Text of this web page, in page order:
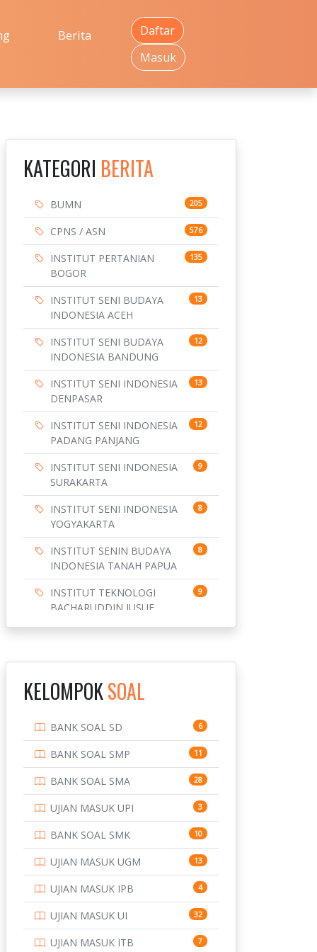
Berita
Daftar
Masuk
KATEGORI BERITA
BUMN 205
CPNS / ASN 576
INSTITUT PERTANIAN
BOGOR
135
INSTITUT SENI BUDAYA
INDONESIA ACEH
13
INSTITUT SENI BUDAYA
INDONESIA BANDUNG
12
INSTITUT SENI INDONESIA
DENPASAR
13
INSTITUT SENI INDONESIA
PADANG PANJANG
12
INSTITUT SENI INDONESIA
SURAKARTA
9
INSTITUT SENI INDONESIA
YOGYAKARTA
8
INSTITUT SENIN BUDAYA
INDONESIA TANAH PAPUA
8
INSTITUT TEKNOLOGI
BACHARUDDIN JUSUF
9
BANDUNG
INSTITUT TEKNOLOGI
INSTITUT TEKNOLOGI
SEPULUH NOVEMBER
10
INSTITUT TEKNOLOGI
SUMATERA
9
IPDN / STPDN 148
PENDIDIKAN 943
PERBANKAN 3
POLRI 169
POLTEK SSN 7
4
KELOMPOKSOAL
BANK SOAL SD 6
BANK SOAL SMP 11
BANK SOAL SMA 28
UJIAN MASUK UPI 3
BANK SOAL SMK 10
UJIAN MASUK UGM 13
UJIAN MASUK IPB 4
UJIAN MASUK UI 32
UJIAN MASUK ITB 7